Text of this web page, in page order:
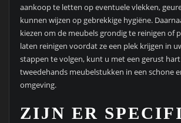
aankoop te letten op eventuele vlekken,
kunnen wijzen op gebrekkige hygiëne.
kiezen om de meubels grondig te reinigen of
laten reinigen voordat ze een plek krijgen in
stappen te volgen, kunt u met een gerust
tweedehands meubelstukken in een schone
omgeving.
ZIJN ER